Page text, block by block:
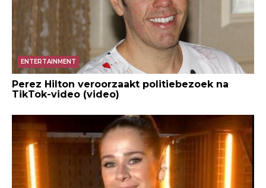
ENTERTAINMENT
Perez Hilton veroorzaakt politiebezoek na
TikTok-video (video)